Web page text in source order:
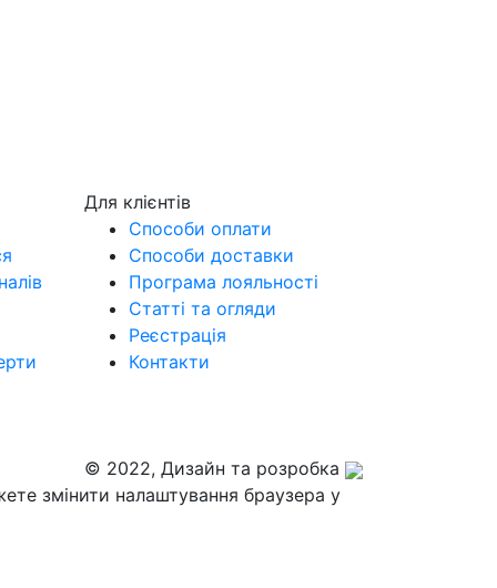
Для клієнтів
Способи оплати
Способи доставки
Програма лояльності
Статті та огляди
Реєстрація
Контакти
© 2022, Дизайн та розробка
змінити налаштування браузера у